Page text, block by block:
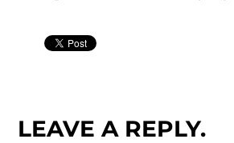
LEAVE A REPLY.